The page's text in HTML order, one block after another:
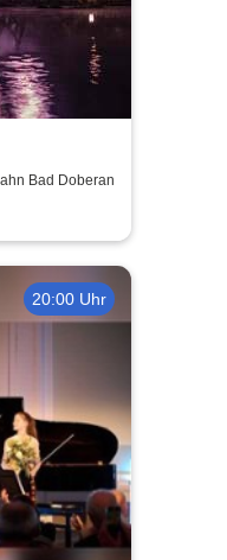
Bad Doberan
20:00 Uhr